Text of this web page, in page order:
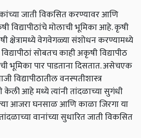
जाती विकसित करण्यावर आणि
विद्यापीठांचे मोलाची भूमिका आहे. कृषी
क्षेत्रामध्ये वेगवेगळ्या संशोधन करण्यामध्ये
सोबतच काही अकृषी विद्यापीठ
भूमिका पार पाडताना दिसतात. असेचएक
विद्यापीठातील वनस्पतीशास्त्र
केली आहे मध्ये त्यांनी तांदळाच्या सुगंधी
आजरा घनसाळ आणि काळा जिरगा या
वानांच्या सुधारित जाती विकसित